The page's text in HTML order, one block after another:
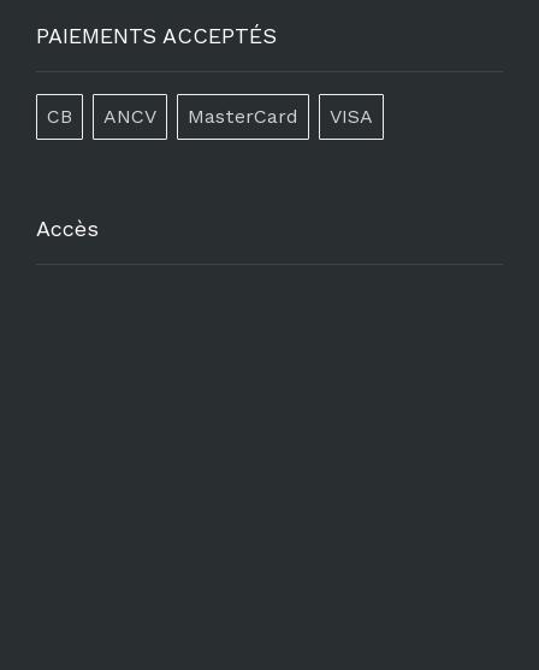
PAIEMENTS ACCEPTÉS
CB ANCV MasterCard VISA
Accès